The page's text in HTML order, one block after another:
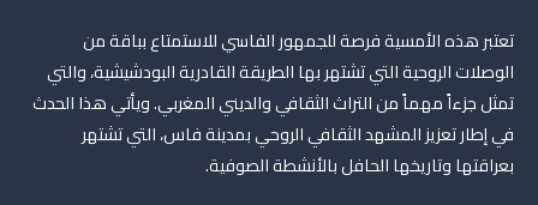
تعتبر هذه الأمسية فرصة للجمهور الفاسي للاستمتاع بباقة من
الوصلات الروحية التي تشتهر بها الطريقة القادرية البودشيشية، والتي
تمثل جزءاً مهماً من التراث الثقافي والديني المغربي. ويأتي هذا الحدث
في إطار تعزيز المشهد الثقافي الروحي بمدينة فاس، التي تشتهر
بعراقتها وتاريخها الحافل بالأنشطة الصوفية.